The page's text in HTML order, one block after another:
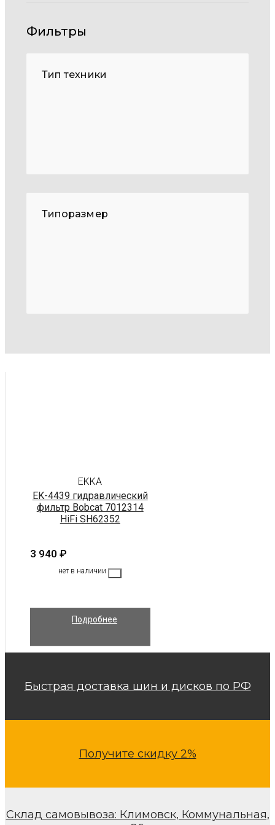
Фильтры
Тип техники
Типоразмер
EKKA
EK-4439 гидравлический
фильтр Bobcat 7012314
HiFi SH62352
3 940 ₽
нет в наличии
Подробнее
Быстрая доставка шин и дисков по РФ
Получите скидку 2%
Склад самовывоза: Климовск, Коммунальная,